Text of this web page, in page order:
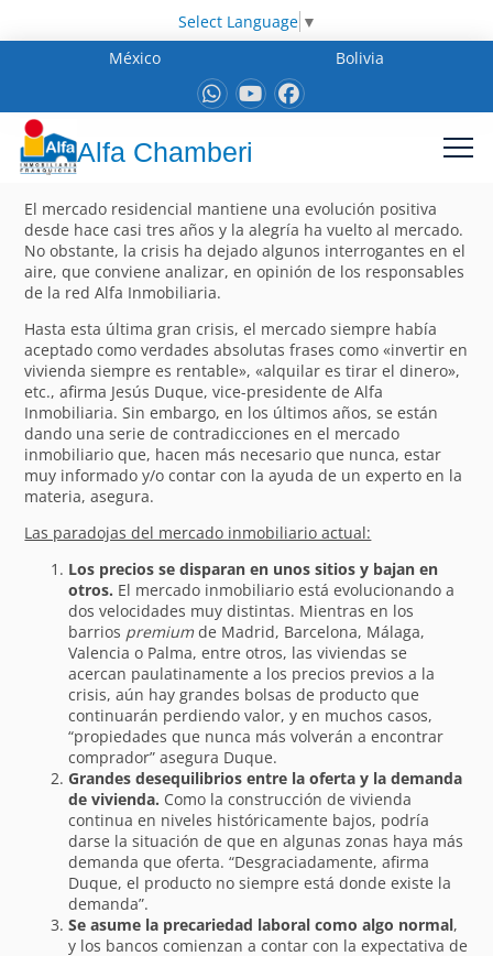
Select Language ▼
México
Bolivia
Alfa Chamberi
El mercado residencial mantiene una evolución positiva
desde hace casi tres años y la alegría ha vuelto al mercado.
No obstante, la crisis ha dejado algunos interrogantes en el
aire, que conviene analizar, en opinión de los responsables
de la red Alfa Inmobiliaria.
Hasta esta última gran crisis, el mercado siempre había
aceptado como verdades absolutas frases como «invertir en
vivienda siempre es rentable», «alquilar es tirar el dinero»,
etc., afirma Jesús Duque, vice-presidente de Alfa
Inmobiliaria. Sin embargo, en los últimos años, se están
dando una serie de contradicciones en el mercado
inmobiliario que, hacen más necesario que nunca, estar
muy informado y/o contar con la ayuda de un experto en la
materia, asegura.
Las paradojas del mercado inmobiliario actual:
Los precios se disparan en unos sitios y bajan en
otros. El mercado inmobiliario está evolucionando a
dos velocidades muy distintas. Mientras en los
barrios premiumde Madrid, Barcelona, Málaga,
Valencia o Palma, entre otros, las viviendas se
acercan paulatinamente a los precios previos a la
crisis, aún hay grandes bolsas de producto que
continuarán perdiendo valor, y en muchos casos,
“propiedades que nunca más volverán a encontrar
comprador” asegura Duque.
Grandes desequilibrios entre la oferta y la demanda
de vivienda. Como la construcción de vivienda
continua en niveles históricamente bajos, podría
darse la situación de que en algunas zonas haya más
demanda que oferta. “Desgraciadamente, afirma
Duque, el producto no siempre está donde existe la
demanda”.
Se asume la precariedad laboral como algo normal,
y los bancos comienzan a contar con la expectativa de